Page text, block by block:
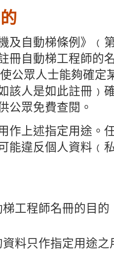
及自動梯條例》﹙
冊自動梯工程師的
公眾人士能夠確定
該人是如此註冊﹚
公眾免費查閱。
作上述指定用途。
能違反個人資料﹙
工程師名冊的目的
料只作指定用途之